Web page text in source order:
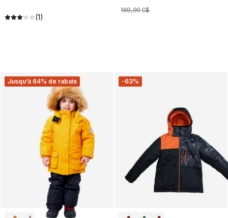
(1)
169,99C$
Jusqu’à 64% de rabais -63%